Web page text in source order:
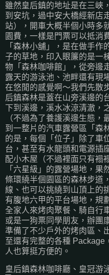
雖然皇后鎮的地址是在三峽
到安坑，過中安大橋經新店
站），開車大概半個小時多
園費，一樣是門票可以抵消
「森林小舖」，是在做手
子的草地，印入眼簾的是一
物「森林咖啡館」，從旁邊
露天的游泳池、池畔還有現
在悠閒的感覺啊～我們先散
后鎮森林是蓋在山旁溪邊的
下到溪邊，溪水冰涼清澈，
（不過為了養護溪邊生態
到一整片的汽車露營區「森
的是，每個「位子」除了車
台，甚至有水龍頭和電源插
配小木屋（不過裡面只有褟
「六星級」的露營場地，
條環繞半個園區的森林步道
線、也可以挑繞到山頂上的
有腹地六甲的平台場地，規
全家人來烤肉聚餐、騎自行
或是一狗票同學朋友，辦團
準備了不少戶外的烤肉區、
至還有完整的各種 Package
人也算挺方便的。
皇后鎮森林咖啡廳、皇冠游